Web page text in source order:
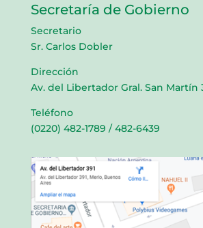
Secretaría de Gobierno
Secretario
Sr. Carlos Dobler
Dirección
Av. del Libertador Gral. San Martín
Teléfono
(0220) 482-1789 / 482-6439